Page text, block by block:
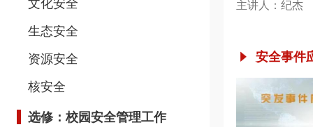
生态安全
资源安全
核安全
选修：校园安全管理工作
主讲人：纪杰
安全事件